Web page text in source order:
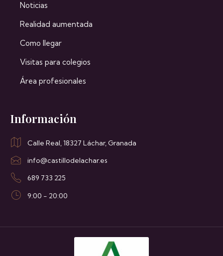
Noticias
Realidad aumentada
Como llegar
Visitas para colegios
Área profesionales
Información
Calle Real, 18327 Láchar, Granada
info@castillodelachar.es
689 733 225
9:00 - 20:00